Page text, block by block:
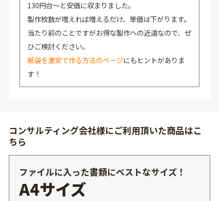
130円台～と安価に収まりました。
製作枚数が増えれば増えるだけ、単価は下がります。
当たり前のことですがお得な製作への近道なので、ぜ
ひご検討ください。
紙袋を激安で作る方法のページにもヒントがありま
す！
コンサルティング会社様にご利用頂いた商品はこ
ちら
ファイルに入った書類にベストなサイズ！
A4サイズ